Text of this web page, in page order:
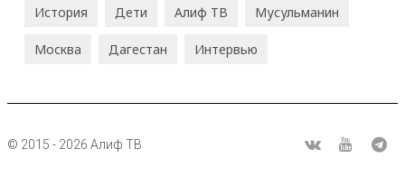
История Дети Алиф ТВ Мусульманин
Москва Дагестан Интервью
© 2015 - 2026 Алиф ТВ